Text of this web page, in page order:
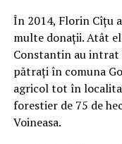
În 2014, Florin Cîțu
multe donații. Atât
Constantin au intrat
pătrați în comuna
agricol tot în
forestier de 75 de
Voineasa.